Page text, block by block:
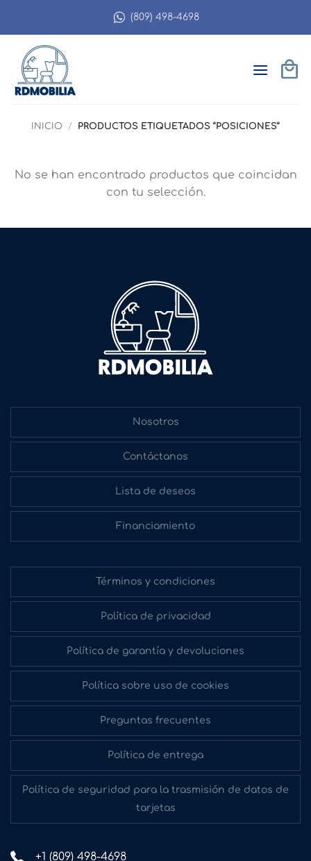
contenido
(809) 498-4698
INICIO / PRODUCTOS ETIQUETADOS “POSICIONES”
No se han encontrado productos que coincidan
con tu selección.
Nosotros
Contáctanos
Lista de deseos
Financiamiento
Términos y condiciones
Política de privacidad
Política de garantía y devoluciones
Política sobre uso de cookies
Preguntas frecuentes
Política de entrega
Política de seguridad para la trasmisión de datos de
tarjetas
+1 (809) 498-4698